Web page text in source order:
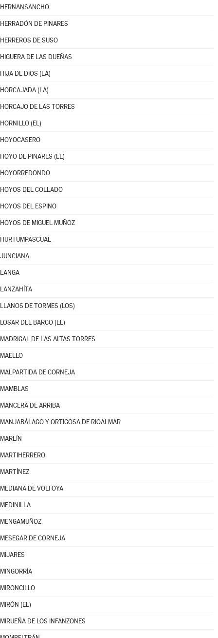
HERNANSANCHO
HERRADÓN DE PINARES
HERREROS DE SUSO
HIGUERA DE LAS DUEÑAS
HIJA DE DIOS (LA)
HORCAJADA (LA)
HORCAJO DE LAS TORRES
HORNILLO (EL)
HOYOCASERO
HOYO DE PINARES (EL)
HOYORREDONDO
HOYOS DEL COLLADO
HOYOS DEL ESPINO
HOYOS DE MIGUEL MUÑOZ
HURTUMPASCUAL
JUNCIANA
LANGA
LANZAHÍTA
LLANOS DE TORMES (LOS)
LOSAR DEL BARCO (EL)
MADRIGAL DE LAS ALTAS TORRES
MAELLO
MALPARTIDA DE CORNEJA
MAMBLAS
MANCERA DE ARRIBA
MANJABÁLAGO Y ORTIGOSA DE RIOALMAR
MARLÍN
MARTIHERRERO
MARTÍNEZ
MEDIANA DE VOLTOYA
MEDINILLA
MENGAMUÑOZ
MESEGAR DE CORNEJA
MIJARES
MINGORRÍA
MIRONCILLO
MIRÓN (EL)
MIRUEÑA DE LOS INFANZONES